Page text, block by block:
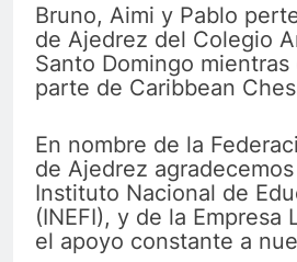
Bruno, Aimi y Pablo
de Ajedrez del Colegio
Santo Domingo mientras
parte de Caribbean
En nombre de la
de Ajedrez
Instituto Nacional de
(INEFI), y de la Empresa
el apoyo constante a